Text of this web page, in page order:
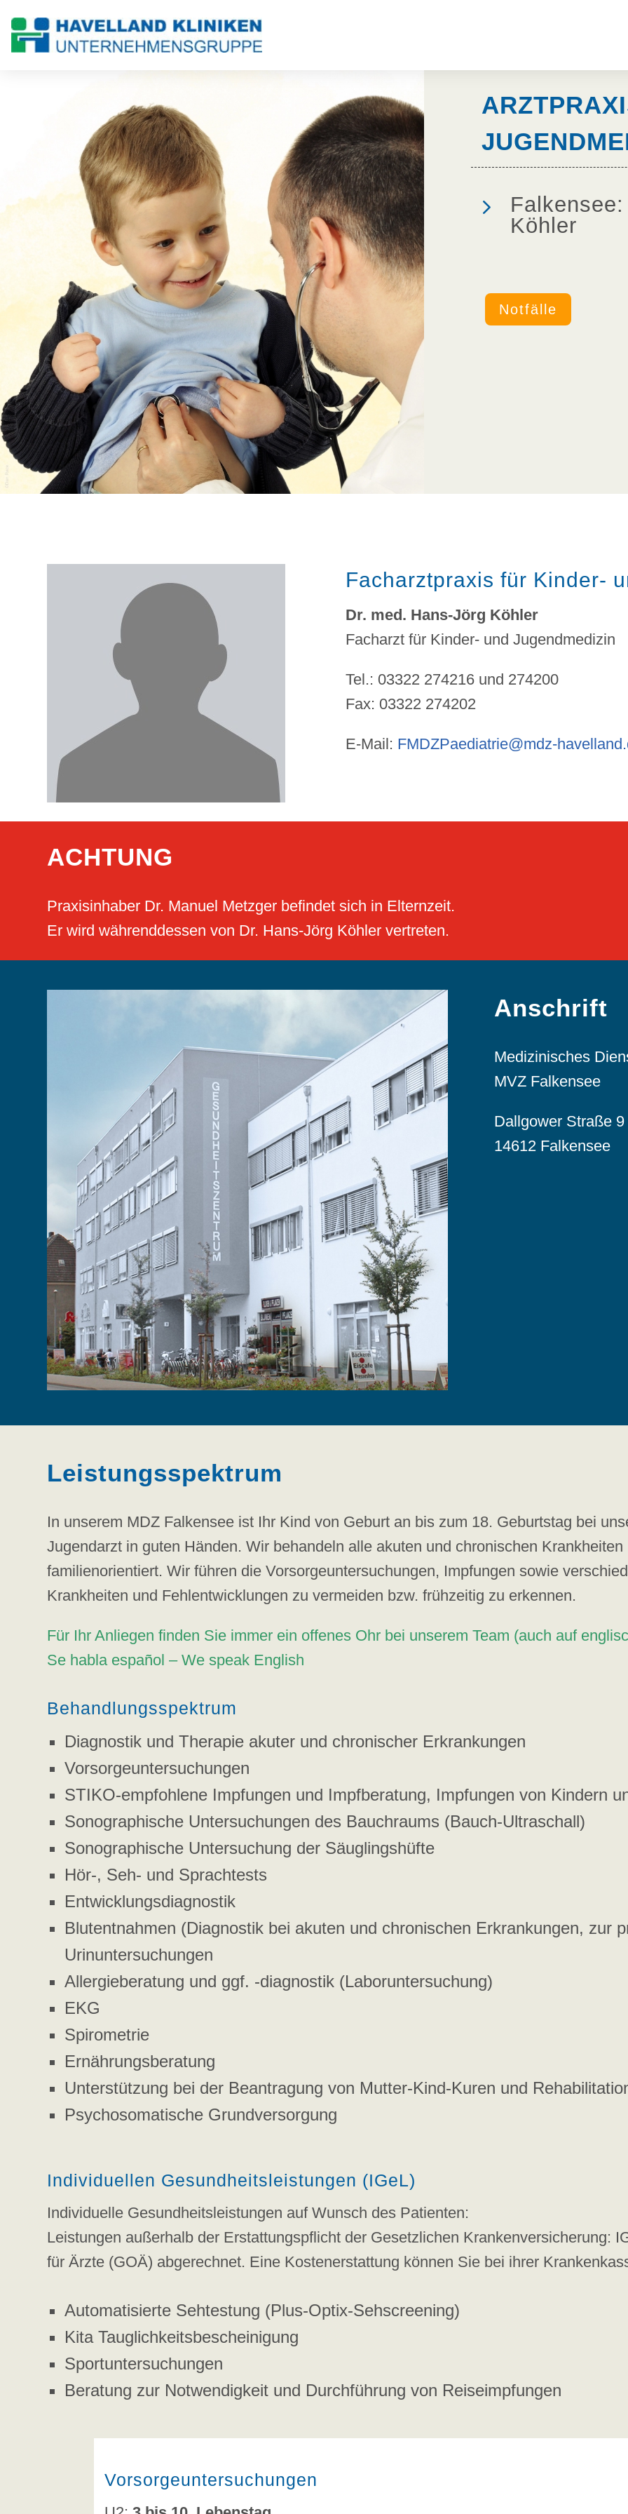
5
Köhler
Notfälle
Facharztpraxis für Kinder-
Dr. med. Hans-Jörg Köhler
Facharzt für Kinder- und Jugendmedizin
Tel.: 03322 274216 und 274200
Fax: 03322 274202
E-Mail: FMDZPaediatrie@mdz-
ACHTUNG
Praxisinhaber Dr. Manuel Metzger befindet sich in Elternzeit.
Er wird währenddessen von Dr. Hans-Jörg Köhler vertreten.
Anschrift
Medizinisches
MVZ Falkensee
Dallgower Straße 9
14612 Falkensee
Leistungsspektrum
In unserem MDZ Falkensee ist Ihr Kind von Geburt an bis zum 18. Geburtstag bei
Jugendarzt in guten Händen. Wir behandeln alle akuten und chronischen
familienorientiert. Wir führen die Vorsorgeuntersuchungen, Impfungen sowie
Krankheiten und Fehlentwicklungen zu vermeiden bzw. frühzeitig zu erkennen.
Für Ihr Anliegen finden Sie immer ein offenes Ohr bei unserem Team (auch auf
Se habla español – We speak English
Behandlungsspektrum
Diagnostik und Therapie akuter und chronischer Erkrankungen
Vorsorgeuntersuchungen
STIKO-empfohlene Impfungen und Impfberatung, Impfungen von Kindern
Sonographische Untersuchungen des Bauchraums (Bauch-Ultraschall)
Sonographische Untersuchung der Säuglingshüfte
Hör-, Seh- und Sprachtests
Entwicklungsdiagnostik
Blutentnahmen (Diagnostik bei akuten und chronischen Erkrankungen, zur
Urinuntersuchungen
Allergieberatung und ggf. -diagnostik (Laboruntersuchung)
EKG
Spirometrie
Ernährungsberatung
Unterstützung bei der Beantragung von Mutter-Kind-Kuren und
Psychosomatische Grundversorgung
Individuellen Gesundheitsleistungen (IGeL)
Individuelle Gesundheitsleistungen auf Wunsch des Patienten:
Leistungen außerhalb der Erstattungspflicht der Gesetzlichen Krankenversicherung:
für Ärzte (GOÄ) abgerechnet. Eine Kostenerstattung können Sie bei ihrer
Automatisierte Sehtestung (Plus-Optix-Sehscreening)
Kita Tauglichkeitsbescheinigung
Sportuntersuchungen
Beratung zur Notwendigkeit und Durchführung von Reiseimpfungen
Vorsorgeuntersuchungen